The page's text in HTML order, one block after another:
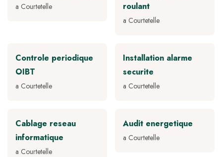
a Courtetelle
roulant
a Courtetelle
Controle periodique
OIBT
a Courtetelle
Installation alarme
securite
a Courtetelle
Cablage reseau
informatique
a Courtetelle
Audit energetique
a Courtetelle